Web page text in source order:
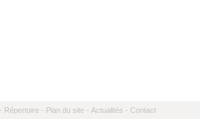
Répertoire - Plan du site - Actualités - Contact